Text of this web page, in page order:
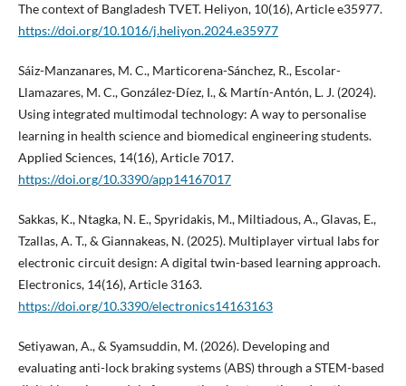
The context of Bangladesh TVET. Heliyon, 10(16), Article e35977.
https://doi.org/10.1016/j.heliyon.2024.e35977
Sáiz-Manzanares, M. C., Marticorena-Sánchez, R., Escolar-
Llamazares, M. C., González-Díez, I., & Martín-Antón, L. J. (2024).
Using integrated multimodal technology: A way to personalise
learning in health science and biomedical engineering students.
Applied Sciences, 14(16), Article 7017.
https://doi.org/10.3390/app14167017
Sakkas, K., Ntagka, N. E., Spyridakis, M., Miltiadous, A., Glavas, E.,
Tzallas, A. T., & Giannakeas, N. (2025). Multiplayer virtual labs for
electronic circuit design: A digital twin-based learning approach.
Electronics, 14(16), Article 3163.
https://doi.org/10.3390/electronics14163163
Setiyawan, A., & Syamsuddin, M. (2026). Developing and
evaluating anti-lock braking systems (ABS) through a STEM-based